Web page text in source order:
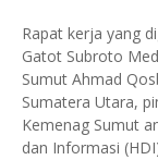
Rapat kerja yang
Gatot Subroto
Sumut Ahmad
Sumatera Utara,
Kemenag Sumut
dan Informasi